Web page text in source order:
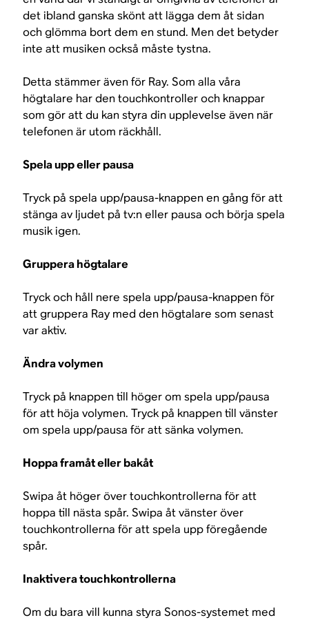
det ibland ganska skönt att lägga dem åt sidan
och glömma bort dem en stund. Men det betyder
inte att musiken också måste tystna.
Detta stämmer även för Ray. Som alla våra
högtalare har den touchkontroller och knappar
som gör att du kan styra din upplevelse även när
telefonen är utom räckhåll.
Spela upp eller pausa
Tryck på spela upp/pausa-knappen en gång för att
stänga av ljudet på tv:n eller pausa och börja spela
musik igen.
Gruppera högtalare
Tryck och håll nere spela upp/pausa-knappen för
att gruppera Ray med den högtalare som senast
var aktiv.
Ändra volymen
Tryck på knappen till höger om spela upp/pausa
för att höja volymen. Tryck på knappen till vänster
om spela upp/pausa för att sänka volymen.
Hoppa framåt eller bakåt
Swipa åt höger över touchkontrollerna för att
hoppa till nästa spår. Swipa åt vänster över
touchkontrollerna för att spela upp föregående
spår.
Inaktivera touchkontrollerna
Om du bara vill kunna styra Sonos-systemet med